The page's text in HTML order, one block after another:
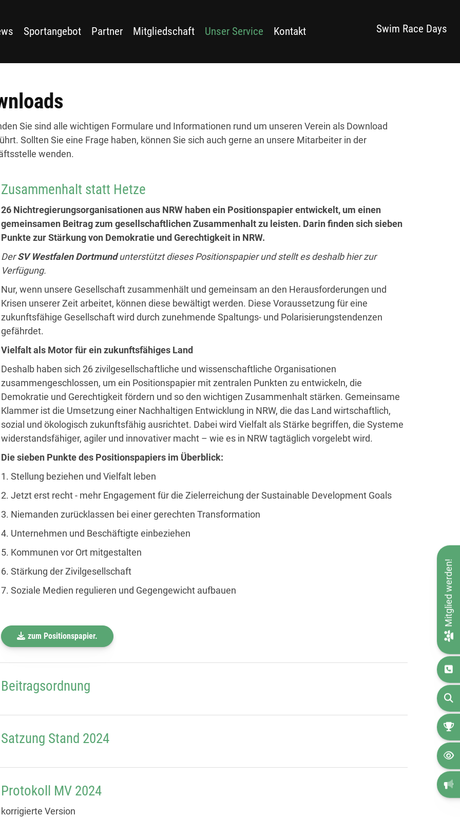
Sportangebot Partner Mitgliedschaft Unser Service Kontakt Swim Race Days
Sie sind alle wichtigen Formulare und Informationen rund um unseren Verein als Download
Sollten Sie eine Frage haben, können Sie sich auch gerne an unsere Mitarbeiter in der
wenden.
Zusammenhalt statt Hetze
26 Nichtregierungsorganisationen aus NRW haben ein Positionspapier entwickelt, um einen
gemeinsamen Beitrag zum gesellschaftlichen Zusammenhalt zu leisten. Darin finden sich sieben
Punkte zur Stärkung von Demokratie und Gerechtigkeit in NRW.
DerSV Westfalen Dortmundunterstützt dieses Positionspapier und stellt es deshalb hier zur
Verfügung.
Nur, wenn unsere Gesellschaft zusammenhält und gemeinsam an den Herausforderungen und
Krisen unserer Zeit arbeitet, können diese bewältigt werden. Diese Voraussetzung für eine
zukunftsfähige Gesellschaft wird durch zunehmende Spaltungs- und Polarisierungstendenzen
gefährdet.
Vielfalt als Motor für ein zukunftsfähiges Land
Deshalb haben sich 26 zivilgesellschaftliche und wissenschaftliche Organisationen
zusammengeschlossen, um ein Positionspapier mit zentralen Punkten zu entwickeln, die
Demokratie und Gerechtigkeit fördern und so den wichtigen Zusammenhalt stärken. Gemeinsame
Klammer ist die Umsetzung einer Nachhaltigen Entwicklung in NRW, die das Land wirtschaftlich,
sozial und ökologisch zukunftsfähig ausrichtet. Dabei wird Vielfalt als Stärke begriffen, die Systeme
widerstandsfähiger, agiler und innovativer macht – wie es in NRW tagtäglich vorgelebt wird.
Die sieben Punkte des Positionspapiers im Überblick:
1. Stellung beziehen und Vielfalt leben
2. Jetzt erst recht - mehr Engagement für die Zielerreichung der Sustainable Development Goals
3. Niemanden zurücklassen bei einer gerechten Transformation
4. Unternehmen und Beschäftigte einbeziehen
5. Kommunen vor Ort mitgestalten
6. Stärkung der Zivilgesellschaft
7. Soziale Medien regulieren und Gegengewicht aufbauen
zum Positionspapier.
Beitragsordnung
Satzung Stand 2024
Protokoll MV 2024
korrigierte Version
Mitglied werden!